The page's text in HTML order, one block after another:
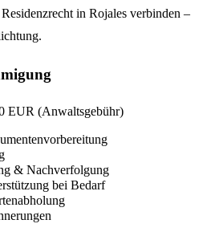
in Rojales verbinden –
EUR (Anwaltsgebühr)
& Nachverfolgung
bei Bedarf